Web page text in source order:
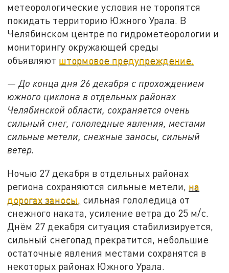
метеорологические условия не торопятся
покидать территорию Южного Урала. В
Челябинском центре по гидрометеорологии и
мониторингу окружающей среды
объявляют штормовое предупреждение.
— До конца дня 26 декабря с прохождением
южного циклона в отдельных районах
Челябинской области, сохраняется очень
сильный снег, гололедные явления, местами
сильные метели, снежные заносы, сильный
ветер.
Ночью 27 декабря в отдельных районах
региона сохраняются сильные метели, на
дорогах заносы, сильная гололедица от
снежного наката, усиление ветра до 25 м/с.
Днём 27 декабря ситуация стабилизируется,
сильный снегопад прекратится, небольшие
остаточные явления местами сохранятся в
некоторых районах Южного Урала.